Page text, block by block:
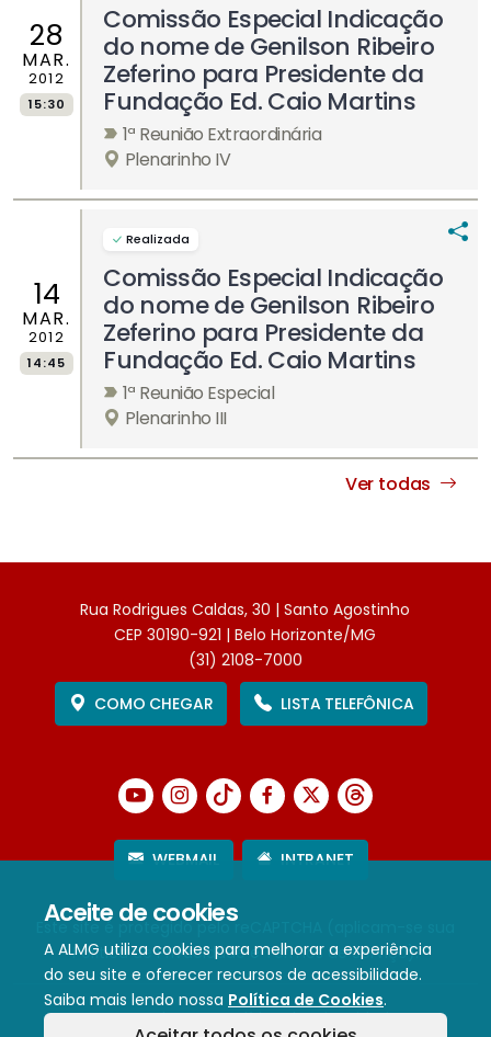
Aceite de cookies
A ALMG utiliza cookies para melhorar a experiência
do seu site e oferecer recursos de acessibilidade.
Saiba mais lendo nossa Política de Cookies.
28
MAR.
2012
15:30
Comissão Especial Indicação
do nome de Genilson Ribeiro
Zeferino para Presidente da
Fundação Ed. Caio Martins
1ª Reunião Extraordinária
Plenarinho IV
14
MAR.
2012
14:45
Realizada
Comissão Especial Indicação
do nome de Genilson Ribeiro
Zeferino para Presidente da
Fundação Ed. Caio Martins
1ª Reunião Especial
Plenarinho III
Ver todas
Rua Rodrigues Caldas, 30 | Santo Agostinho
CEP 30190-921 | Belo Horizonte/MG
(31) 2108-7000
COMO CHEGAR
LISTA TELEFÔNICA
WEBMAIL INTRANET
Este site é protegido pelo reCAPTCHA (aplicam-se sua
Política de PrivacidadeeTermos de Serviço).
Termos de Uso e Política de Privacidade